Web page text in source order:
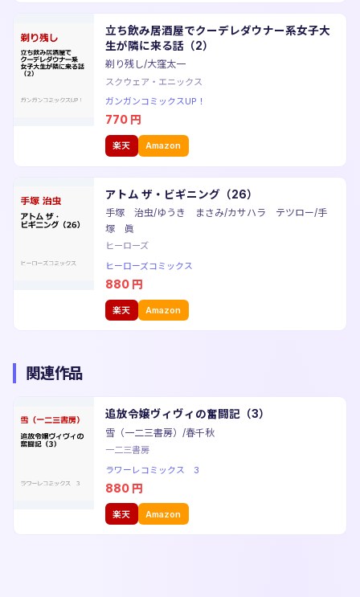
立ち飲み居酒屋でクーデレダウナー系女子大
生が隣に来る話（2）
剃り残し/大窪太一
スクウェア・エニックス
ガンガンコミックスUP！
770 円
楽天 Amazon
アトム ザ・ビギニング（26）
手塚 治虫/ゆうき まさみ/カサハラ テツロー/手
塚 眞
ヒーローズ
ヒーローズコミックス
880 円
楽天 Amazon
関連作品
追放令嬢ヴィヴィの奮闘記（3）
雪（一二三書房）/春千秋
一二三書房
ラワーレコミックス 3
880 円
楽天 Amazon